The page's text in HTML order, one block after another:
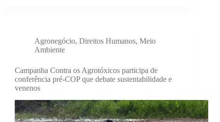
Agronegócio, Direitos Humanos, Meio
Ambiente
Campanha Contra os Agrotóxicos participa de
conferência pré-COP que debate sustentabilidade e
venenos